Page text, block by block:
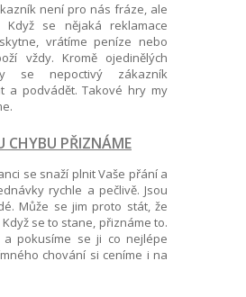
není pro nás fráze, ale
Když se nějaká reklamace
vrátíme peníze nebo
vždy. Kromě ojedinělých
se nepoctivý zákazník
a podvádět. Takové hry my
CHYBU PŘIZNÁME
se snaží plnit Vaše přání a
rychle a pečlivě. Jsou
Může se jim proto stát, že
se to stane, přiznáme to.
a pokusíme se ji co nejlépe
chování si ceníme i na